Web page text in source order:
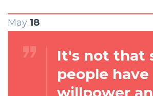
May 18
It's not that
people have
willpower